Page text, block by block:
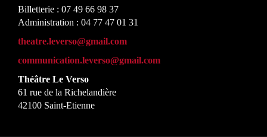
Billetterie : 07 49 66 98 37
Administration : 04 77 47 01 31
theatre.leverso@gmail.com
communication.leverso@gmail.com
Théâtre Le Verso
61 rue de la Richelandière
42100 Saint-Etienne